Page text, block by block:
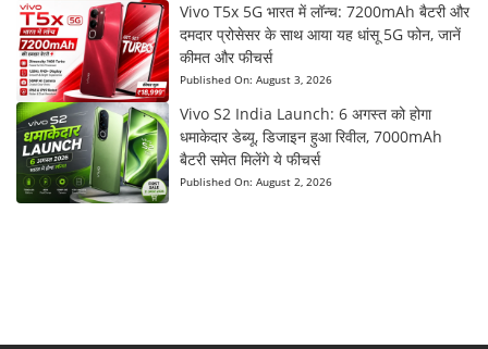
Vivo T5x 5G भारत में लॉन्च: 7200mAh बैटरी और
दमदार प्रोसेसर के साथ आया यह धांसू 5G फोन, जानें
कीमत और फीचर्स
Published On: August 3, 2026
Vivo S2 India Launch: 6 अगस्त को होगा
धमाकेदार डेब्यू, डिजाइन हुआ रिवील, 7000mAh
बैटरी समेत मिलेंगे ये फीचर्स
Published On: August 2, 2026